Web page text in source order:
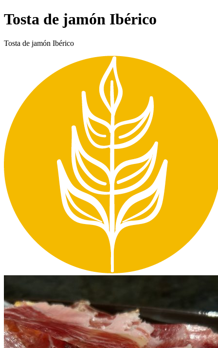
Tosta de jamón Ibérico
Tosta de jamón Ibérico